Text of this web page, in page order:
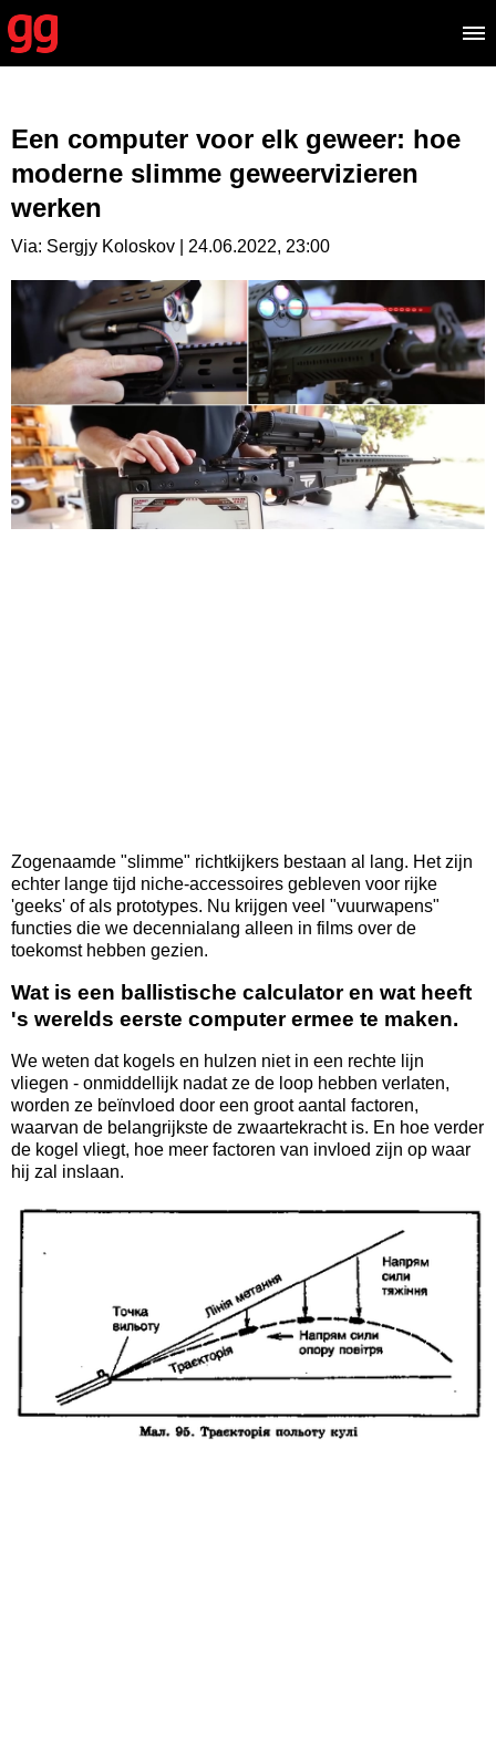
Een computer voor elk geweer: hoe
moderne slimme geweervizieren
werken
Via: Sergjy Koloskov | 24.06.2022, 23:00
Zogenaamde "slimme" richtkijkers bestaan al lang. Het zijn
echter lange tijd niche-accessoires gebleven voor rijke
'geeks' of als prototypes. Nu krijgen veel "vuurwapens"
functies die we decennialang alleen in films over de
toekomst hebben gezien.
Wat is een ballistische calculator en wat heeft
's werelds eerste computer ermee te maken.
We weten dat kogels en hulzen niet in een rechte lijn
vliegen - onmiddellijk nadat ze de loop hebben verlaten,
worden ze beïnvloed door een groot aantal factoren,
waarvan de belangrijkste de zwaartekracht is. En hoe verder
de kogel vliegt, hoe meer factoren van invloed zijn op waar
hij zal inslaan.